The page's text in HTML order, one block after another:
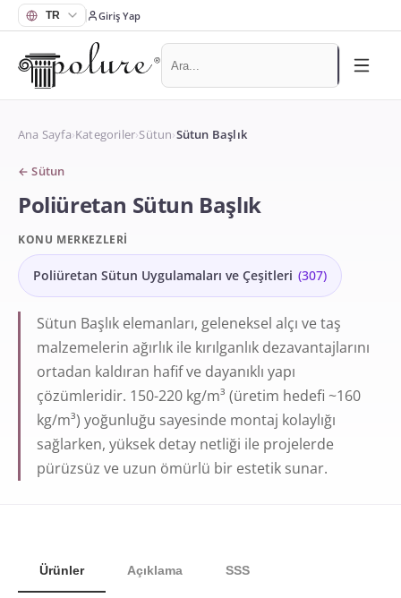
Giriş Yap
Ana Sayfa›Kategoriler›Sütun›Sütun Başlık
←Sütun
Poliüretan Sütun Başlık
KONU MERKEZLERI
Poliüretan Sütun Uygulamaları ve Çeşitleri (307)
Sütun Başlık elemanları, geleneksel alçı ve taş
malzemelerin ağırlık ile kırılganlık dezavantajlarını
ortadan kaldıran hafif ve dayanıklı yapı
çözümleridir. 150-220 kg/m³ (üretim hedefi ~160
kg/m³) yoğunluğu sayesinde montaj kolaylığı
sağlarken, yüksek detay netliği ile projelerde
pürüzsüz ve uzun ömürlü bir estetik sunar.
Ürünler Açıklama SSS